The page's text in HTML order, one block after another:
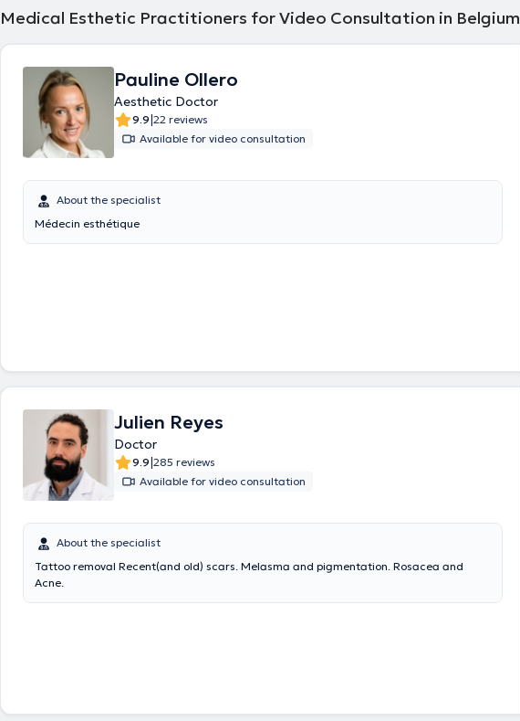
Medical Esthetic Practitioners for Video Consultation in Belgium
Pauline Ollero
Aesthetic Doctor
9.9|22 reviews
Available for video consultation
About the specialist
Médecin esthétique
Julien Reyes
Doctor
9.9|285 reviews
Available for video consultation
About the specialist
Tattoo removal Recent(and old) scars. Melasma and pigmentation. Rosacea and
Acne.